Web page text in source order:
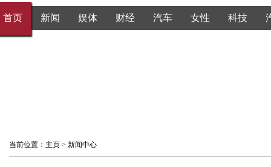
首页 新闻 娱体 财经 汽车 女性 科技
当前位置： 主页 > 新闻中心